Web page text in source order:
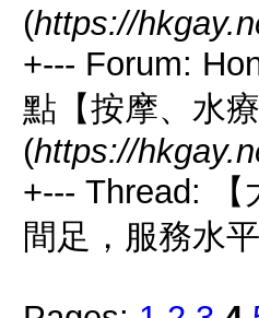
(https://
+--- Forum:
點【按摩、水
(https://
+--- Thread: 【
間足，服務水